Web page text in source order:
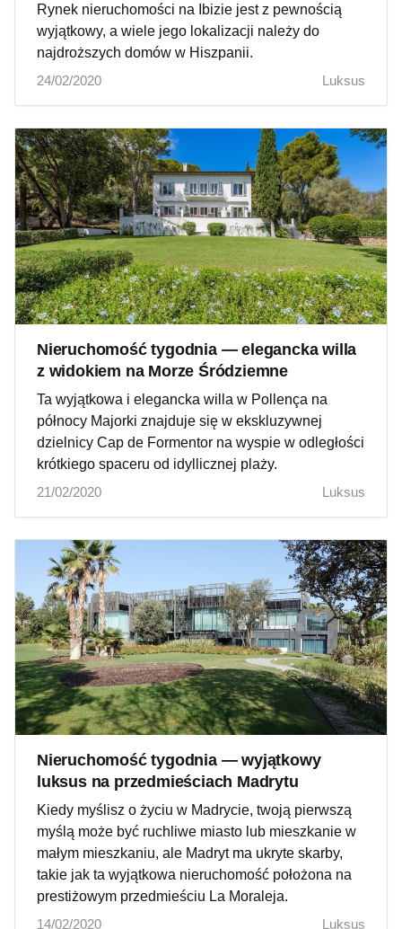
Rynek nieruchomości na Ibizie jest z pewnością
wyjątkowy, a wiele jego lokalizacji należy do
najdroższych domów w Hiszpanii.
24/02/2020
Luksus
Nieruchomość tygodnia — elegancka willa
z widokiem na Morze Śródziemne
Ta wyjątkowa i elegancka willa w Pollença na
północy Majorki znajduje się w ekskluzywnej
dzielnicy Cap de Formentor na wyspie w odległości
krótkiego spaceru od idyllicznej plaży.
21/02/2020
Luksus
Nieruchomość tygodnia — wyjątkowy
luksus na przedmieściach Madrytu
Kiedy myślisz o życiu w Madrycie, twoją pierwszą
myślą może być ruchliwe miasto lub mieszkanie w
małym mieszkaniu, ale Madryt ma ukryte skarby,
takie jak ta wyjątkowa nieruchomość położona na
prestiżowym przedmieściu La Moraleja.
14/02/2020
Luksus